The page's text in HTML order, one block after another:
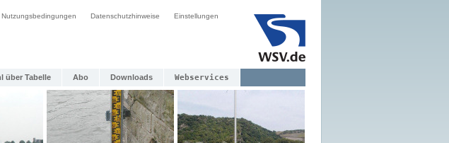
Nutzungsbedingungen Datenschutzhinweise Einstellungen
über Tabelle Abo Downloads Webservices